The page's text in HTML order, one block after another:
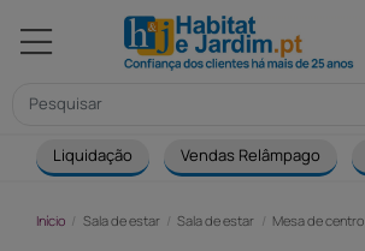
Liquidação Vendas Relâmpago
Início Sala de estar Sala de estar Mesa de centro